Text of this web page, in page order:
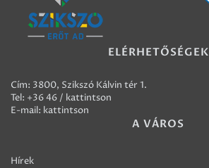
ELÉRHETŐSÉGEK
Cím: 3800, Szikszó Kálvin tér 1.
Tel: +36 46 / kattintson
E-mail: kattintson
A VÁROS
Hírek